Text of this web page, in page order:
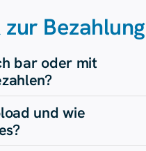
zur Bezahlung
bar oder mit
und wie